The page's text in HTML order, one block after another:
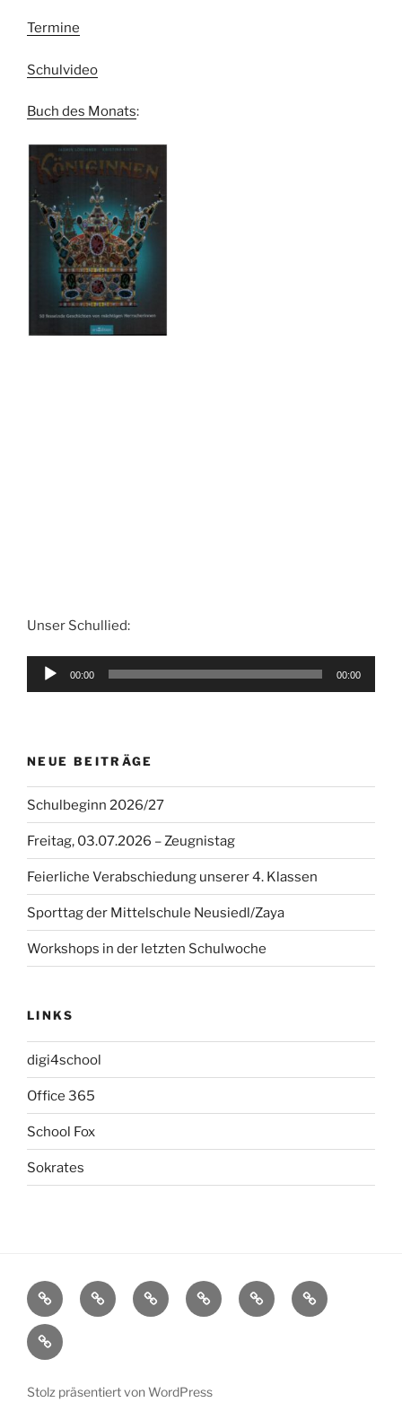
Termine
Schulvideo
Buch des Monats:
Unser Schullied:
Audio-
00:00 00:00
NEUE BEITRÄGE
Schulbeginn 2026/27
Freitag, 03.07.2026 – Zeugnistag
Feierliche Verabschiedung unserer 4. Klassen
Sporttag der Mittelschule Neusiedl/Zaya
Workshops in der letzten Schulwoche
LINKS
digi4school
Office 365
School Fox
Sokrates
StartseiteAktivitätenSchulinfosDas
sind
Service Archiv
Impressum
Stolz präsentiert von WordPress